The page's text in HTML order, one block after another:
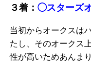
３着： ◯スターズ
当初からオークスは
たし、そのオークス
性が高いためあんま